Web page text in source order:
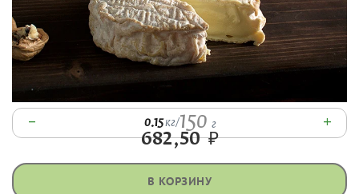
– 0.15кг/150 г +
682,50₽
В КОРЗИНУ